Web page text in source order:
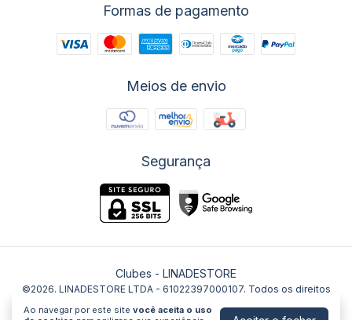
Ao navegar por este site você aceita o uso
Formas de pagamento
Meios de envio
Segurança
Clubes - LINADESTORE
©2026. LINADESTORE LTDA - 61022397000107. Todos os direitos